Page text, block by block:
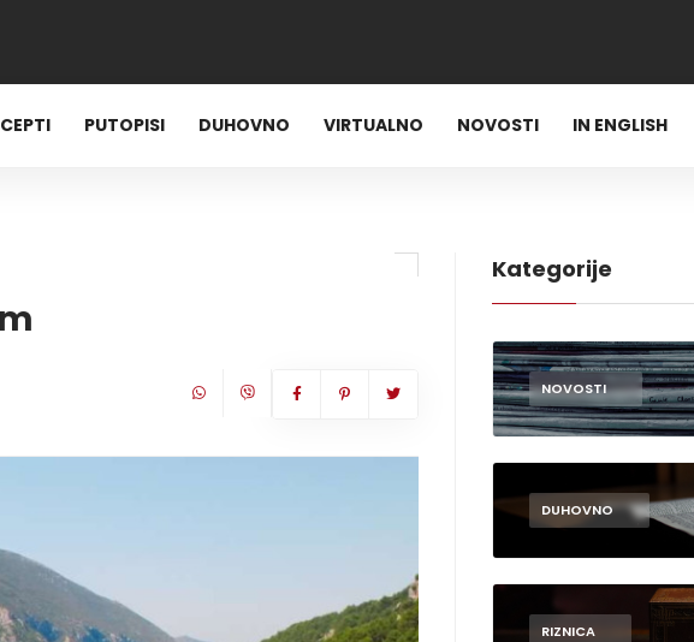
PUTOPISI DUHOVNO VIRTUALNO NOVOSTI IN ENGLISH
Kategorije
NOVOSTI
DUHOVNO
RIZNICA